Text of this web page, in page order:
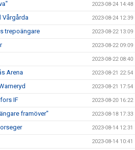
2023-08-24 14:48
Vårgårda 2023-08-24 12:39
trepoängare 2023-08-22 13:09
2023-08-22 09:09
2023-08-22 08:40
Arena 2023-08-21 22:54
2023-08-21 17:54
IF 2023-08-20 16:22
framöver" 2023-08-18 17:33
2023-08-14 12:31
2023-08-14 10:41